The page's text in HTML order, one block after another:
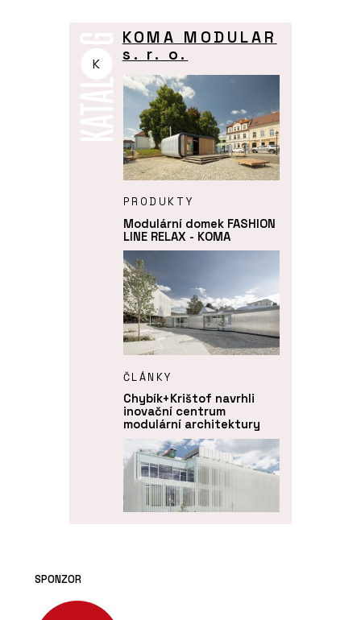
K
KOMA MODULAR
s. r. o.
PRODUKTY
Modulární domek FASHION
LINE RELAX - KOMA
ČLÁNKY
Chybík+Krištof navrhli
inovační centrum
modulární architektury
SPONZOR